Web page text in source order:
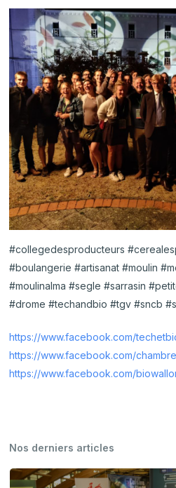
#collegedesproducteurs
#boulangerie #artisanat #moulin
#moulinalma #segle #sarrasin
#drome #techandbio #tgv #sncb
https://www.facebook.com/
https://www.facebook.com/
https://www.facebook.com/
Nos derniers articles